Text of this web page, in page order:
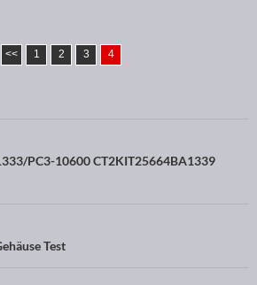
<< 1 2 3 4
PC3-10600 CT2KIT25664BA1339
Test